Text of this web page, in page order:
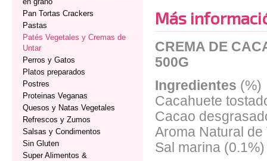
Pan Tortas Crackers
Pastas
Patés Vegetales y Cremas de
Untar
Perros y Gatos
Platos preparados
Postres
Proteinas Veganas
Quesos y Natas Vegetales
Refrescos y Zumos
Salsas y Condimentos
Sin Gluten
Super Alimentos &
Más
CREMA DE
500G
Ingredientes (%)
Cacahuete
Cacao
Aroma Natural de
Sal marina (0.1%)